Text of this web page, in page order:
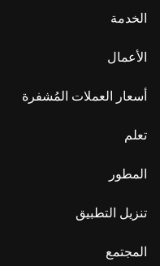
الخدمة
الأعمال
أسعار العملات المُشفرة
تعلم
المطور
تنزيل التطبيق
المجتمع